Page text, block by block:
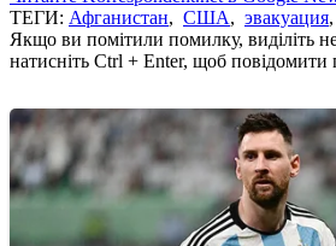
ТЕГИ: Афганистан, США, эвакуация,
Якщо ви помітили помилку, виділіть
натисніть Ctrl + Enter, щоб повідомити